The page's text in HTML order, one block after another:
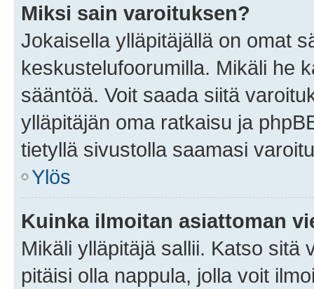
Miksi sain varoituksen?
Jokaisella ylläpitäjällä on omat
keskustelufoorumilla. Mikäli he
sääntöä. Voit saada siitä
ylläpitäjän oma ratkaisu ja
tietyllä sivustolla saamasi
Ylös
Kuinka ilmoitan asiattoman
Mikäli ylläpitäjä sallii. Katso sitä
pitäisi olla nappula, jolla voit